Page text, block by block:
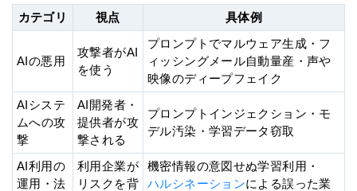
カテゴリ 視点 具体例
AIの悪用
攻撃者がAI
を使う
プロンプトでマルウェア生成・フ
ィッシングメール自動量産・声や
映像のディープフェイク
AIシステ
ムへの攻
撃
AI開発者・
提供者が攻
撃される
プロンプトインジェクション・モ
デル汚染・学習データ窃取
AI利用の
運用・法
利用企業が
リスクを背
機密情報の意図せぬ学習利用・
ハルシネーションによる誤った業